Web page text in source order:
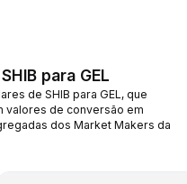
para GEL
de SHIB para GEL, que
valores de conversão em
dos Market Makers da